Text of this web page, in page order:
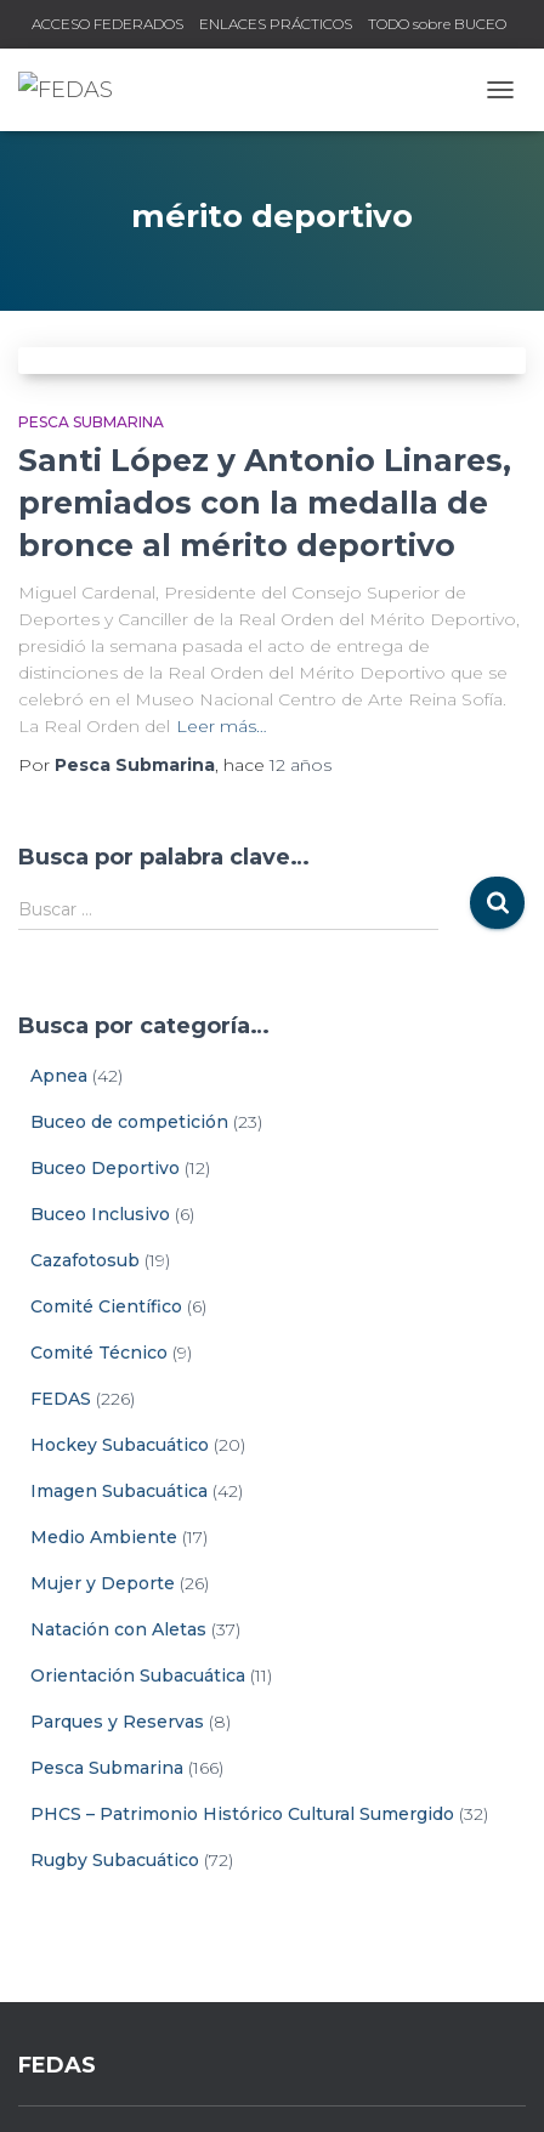
ACCESO FEDERADOS ENLACES PRÁCTICOS TODO sobre BUCEO
mérito deportivo
PESCA SUBMARINA
Santi López y Antonio Linares,
premiados con la medalla de
bronce al mérito deportivo
Miguel Cardenal, Presidente del Consejo Superior de
Deportes y Canciller de la Real Orden del Mérito Deportivo,
presidió la semana pasada el acto de entrega de
distinciones de la Real Orden del Mérito Deportivo que se
celebró en el Museo Nacional Centro de Arte Reina Sofía.
La Real Orden del Leer más…
Por Pesca Submarina, hace12 años
Busca por palabra clave…
Buscar …
Busca por categoría…
Apnea (42)
Buceo de competición (23)
Buceo Deportivo (12)
Buceo Inclusivo (6)
Cazafotosub (19)
Comité Científico (6)
Comité Técnico (9)
FEDAS (226)
Hockey Subacuático (20)
Imagen Subacuática (42)
Medio Ambiente (17)
Mujer y Deporte (26)
Natación con Aletas (37)
Orientación Subacuática (11)
Parques y Reservas (8)
Pesca Submarina (166)
PHCS – Patrimonio Histórico Cultural Sumergido (32)
Rugby Subacuático (72)
FEDAS